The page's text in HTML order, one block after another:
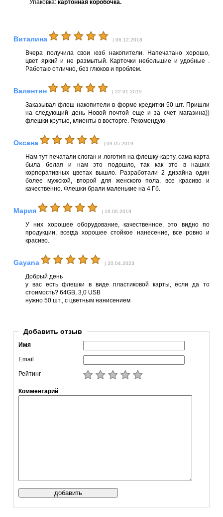
Упаковка: картонная коробочка.
Виталина | 06.12.2018
Вчера получила свои юзб накопители. Напечатано хорошо,
цвет яркий и не размытый. Карточки небольшие и удобные .
Работаю отлично, без глюков и проблем.
Валентин | 22.01.2019
Заказывал флеш накопители в форме кредитки 50 шт. Пришли
на следующий день Новой почтой еще и за счет магазина))
флешки крутые, клиенты в восторге. Рекомендую
Оксана | 09.05.2019
Нам тут печатали слоган и логотип на флешку-карту, сама карта
была белая и нам это подошло, так как это в наших
корпоративных цветах вышло. Разработали 2 дизайна один
более мужской, второй для женского пола, все красиво и
качественно. Флешки брали маленькие на 4 Гб.
Мария | 19.06.2019
У них хорошее оборудование, качественное, это видно по
продукции, всегда хорошее стойкое нанесение, все ровно и
красиво.
Gayana | 20.04.2023
Добрый день
у вас есть флешки в виде пластиковой карты, если да то
стоимость? 64GB, 3,0 USB
нужно 50 шт., с цветным нанисением
Добавить отзыв
Имя
Email
Рейтинг
Комментарий